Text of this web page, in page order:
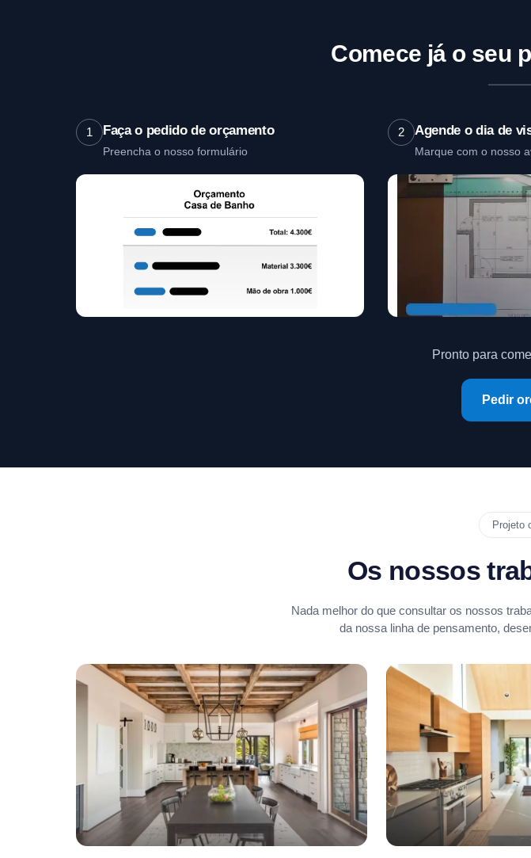
Comece já o seu
1 Faça o pedido de orçamento
Preencha o nosso formulário
2 Agende o dia de
Marque com o nosso
Pronto para
Pedir
Projeto
Os nossos
Nada melhor do que consultar os nossos
da nossa linha de pensamento,